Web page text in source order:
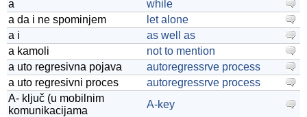
a
while
a da i ne spominjem
let alone
a i
as well as
a kamoli
not to mention
a uto regresivna pojava
autoregressrve process
a uto regresivni proces
autoregressrve process
A- ključ (u mobilnim
komunikacijama
A-key